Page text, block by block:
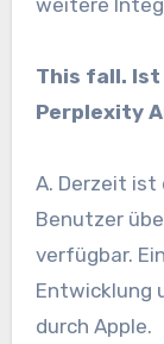
This fall.
Perplexity
A. Derzeit
Benutzer
verfügbar.
Entwicklung
durch Apple.